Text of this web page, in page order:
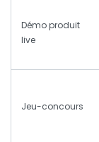
Démo produit
live
Jeu-concours